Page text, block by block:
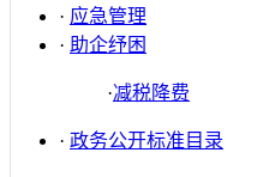
· 应急管理
· 助企纾困
·减税降费
· 政务公开标准目录